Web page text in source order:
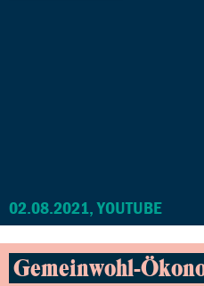
02.08.2021, YOUTUBE
Gemeinwohl-